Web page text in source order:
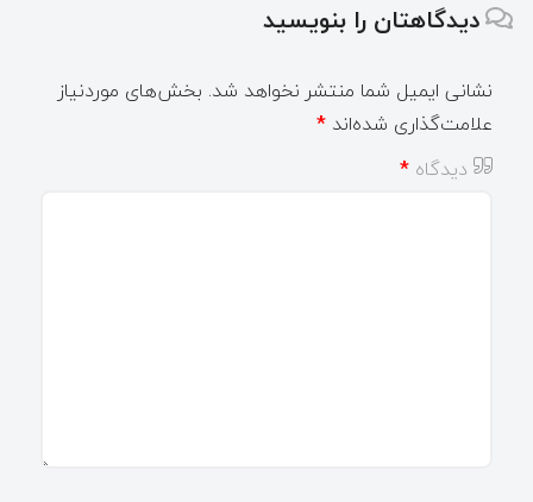
دیدگاهتان را بنویسید
نشانی ایمیل شما منتشر نخواهد شد. بخش‌های موردنیاز
علامت‌گذاری شده‌اند *
دیدگاه *